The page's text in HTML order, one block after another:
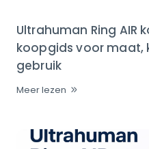
Ultrahuman Ring AIR
koopgids voor maat,
gebruik
Meer lezen